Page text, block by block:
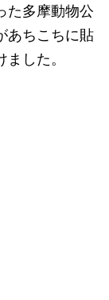
た多摩動物公
あちこちに貼
した。